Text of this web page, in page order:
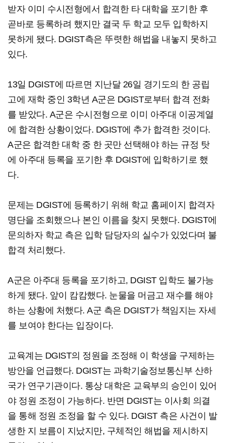
받자 이미 수시전형에서 합격한 타 대학을 포기한 후
곧바로 등록하려 했지만 결국 두 학교 모두 입학하지
못하게 됐다. DGIST측은 뚜렷한 해법을 내놓지 못하고
있다.
13일 DGIST에 따르면 지난달 26일 경기도의 한 공립
고에 재학 중인 3학년 A군은 DGIST로부터 합격 전화
를 받았다. A군은 수시전형으로 이미 아주대 이공계열
에 합격한 상황이었다. DGIST에 추가 합격한 것이다.
A군은 합격한 대학 중 한 곳만 선택해야 하는 규정 탓
에 아주대 등록을 포기한 후 DGIST에 입학하기로 했
다.
문제는 DGIST에 등록하기 위해 학교 홈페이지 합격자
명단을 조회했으나 본인 이름을 찾지 못했다. DGIST에
문의하자 학교 측은 입학 담당자의 실수가 있었다며 불
합격 처리했다.
A군은 아주대 등록을 포기하고, DGIST 입학도 불가능
하게 됐다. 앞이 캄캄했다. 눈물을 머금고 재수를 해야
하는 상황에 처했다. A군 측은 DGIST가 책임지는 자세
를 보여야 한다는 입장이다.
교육계는 DGIST의 정원을 조정해 이 학생을 구제하는
방안을 언급했다. DGIST는 과학기술정보통신부 산하
국가 연구기관이다. 통상 대학은 교육부의 승인이 있어
야 정원 조정이 가능하다. 반면 DGIST는 이사회 의결
을 통해 정원 조정을 할 수 있다. DGIST 측은 사건이 발
생한 지 보름이 지났지만, 구체적인 해법을 제시하지